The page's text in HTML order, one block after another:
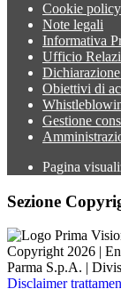
Cookie policy
Note legali
Informativa
Ufficio
Obiettivi di
Gestione
Pagina
Sezione
Copyright 2026 |
Parma S.p.A. |
Disclaimer